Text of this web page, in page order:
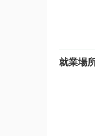
就業場